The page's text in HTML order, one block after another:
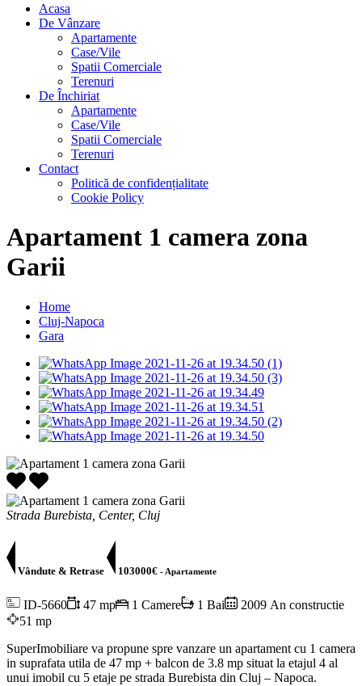
Acasa
De Vânzare
Apartamente
Case/Vile
Spatii Comerciale
Terenuri
De Închiriat
Apartamente
Case/Vile
Spatii Comerciale
Terenuri
Contact
Politică de confidențialitate
Cookie Policy
Apartament 1 camera zona
Garii
Home
Cluj-Napoca
Gara
Strada Burebista, Center, Cluj
Vândute & Retrase 103000€ - Apartamente
ID-5660 47 mp 1 Camere 1 Bai
2009 An constructie
51 mp
SuperImobiliare va propune spre vanzare un apartament cu 1 camera
in suprafata utila de 47 mp + balcon de 3.8 mp situat la etajul 4 al
unui imobil cu 5 etaje pe strada Burebista din Cluj – Napoca.